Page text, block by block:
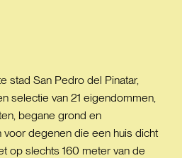
stad San Pedro del Pinatar,
selectie van 21 eigendommen,
begane grond en
degenen die een huis dicht
op slechts 160 meter van de